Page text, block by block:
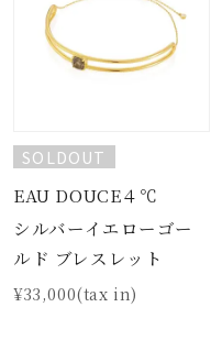
SOLDOUT
EAU DOUCE４℃
シルバーイエローゴー
ルド ブレスレット
¥33,000(tax in)